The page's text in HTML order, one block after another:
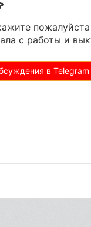
с работы и
в Telegram